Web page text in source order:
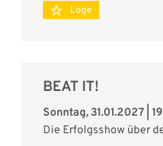
Loge
BEAT IT!
Sonntag, 31.01.2027 |
Die Erfolgsshow über